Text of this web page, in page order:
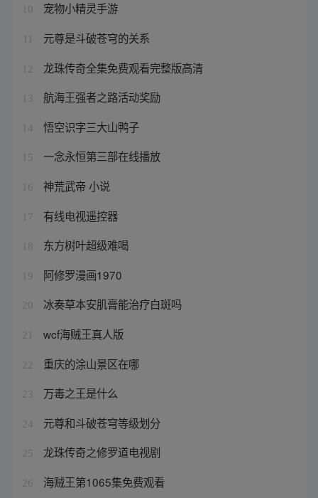
10 宠物小精灵手游
元尊是斗破苍穹的关系
12 龙珠传奇全集免费观看完整版高清
13 航海王强者之路活动奖励
14 悟空识字三大山鸭子
15 一念永恒第三部在线播放
16 神荒武帝 小说
17 有线电视遥控器
18 东方树叶超级难喝
19 阿修罗漫画1970
20 冰奏草本安肌膏能治疗白斑吗
21 wcf海贼王真人版
22 重庆的涂山景区在哪
23 万毒之王是什么
24 元尊和斗破苍穹等级划分
25 龙珠传奇之修罗道电视剧
26 海贼王第1065集免费观看